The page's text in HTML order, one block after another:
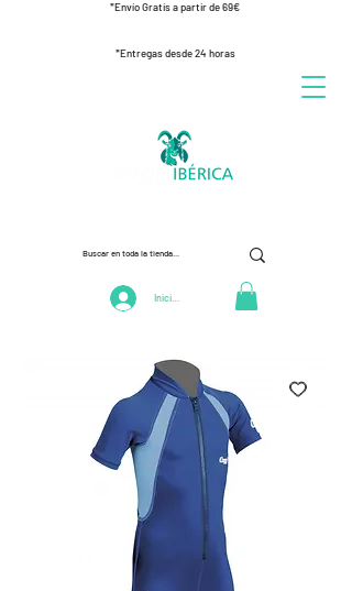
*Envío Gratis a partir de 69€
*Entregas desde 24 horas
Iniciar Sesión